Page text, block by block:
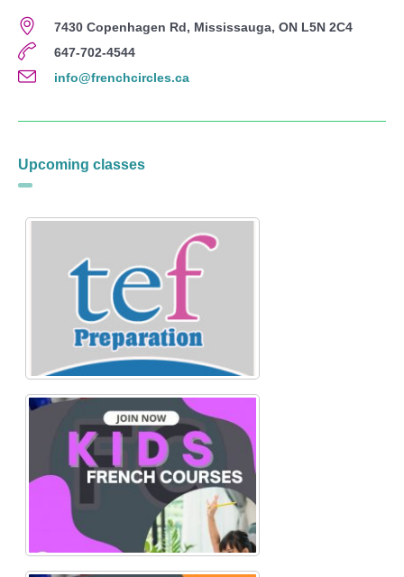
7430 Copenhagen Rd, Mississauga, ON L5N 2C4
647-702-4544
info@frenchcircles.ca
Upcoming classes